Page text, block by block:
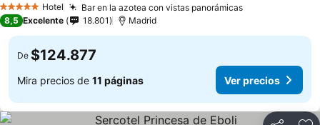
5 Estrellas Hotel Bar en la azotea con vistas panorámicas
8,5 Excelente 18.801 Madrid
De $124.877
Mira precios de 11 páginas Ver precios